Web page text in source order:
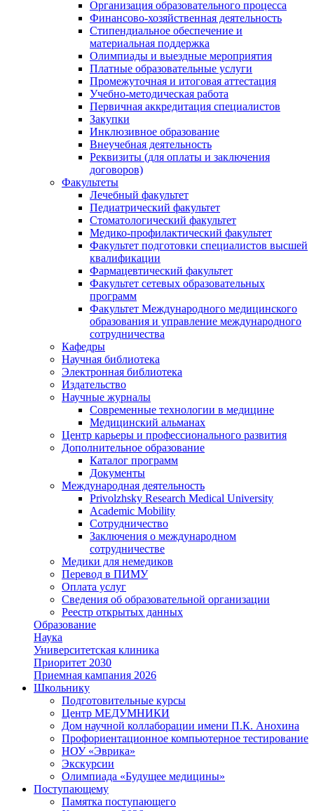
Организация образовательного процесса
Финансово-хозяйственная деятельность
Стипендиальное обеспечение и
материальная поддержка
Олимпиады и выездные мероприятия
Платные образовательные услуги
Промежуточная и итоговая аттестация
Учебно-методическая работа
Первичная аккредитация специалистов
Закупки
Инклюзивное образование
Внеучебная деятельность
Реквизиты (для оплаты и заключения
договоров)
Факультеты
Лечебный факультет
Педиатрический факультет
Стоматологический факультет
Медико-профилактический факультет
Факультет подготовки специалистов высшей
квалификации
Фармацевтический факультет
Факультет сетевых образовательных
программ
Факультет Международного медицинского
образования и управление международного
сотрудничества
Кафедры
Научная библиотека
Электронная библиотека
Издательство
Научные журналы
Современные технологии в медицине
Медицинский альманах
Центр карьеры и профессионального развития
Дополнительное образование
Каталог программ
Документы
Международная деятельность
Privolzhsky Research Medical University
Academic Mobility
Сотрудничество
Заключения о международном
сотрудничестве
Медики для немедиков
Перевод в ПИМУ
Оплата услуг
Сведения об образовательной организации
Реестр открытых данных
Образование
Наука
Университетская клиника
Приоритет 2030
Приемная кампания 2026
Школьнику
Подготовительные курсы
Центр МЕДУМНИКИ
Дом научной коллаборации имени П.К. Анохина
Профориентационное компьютерное тестирование
НОУ «Эврика»
Экскурсии
Олимпиада «Будущее медицины»
Поступающему
Памятка поступающего